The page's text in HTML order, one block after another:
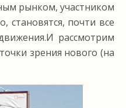
рынком, участником
становятся, почти все
рассмотрим
зрения нового (на